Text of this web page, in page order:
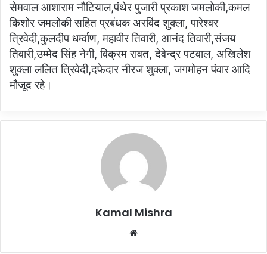
सेमवाल आशाराम नौटियाल,पंथेर पुजारी प्रकाश जमलोकी,कमल
किशोर जमलोकी सहित प्रबंधक अरविंद शुक्ला, पारेश्वर
त्रिवेदी,कुलदीप धर्म्वाण, महावीर तिवारी, आनंद तिवारी,संजय
तिवारी,उम्मेद सिंह नेगी, विक्रम रावत, देवेन्द्र पटवाल, अखिलेश
शुक्ला ललित त्रिवेदी,दफेदार नीरज शुक्ला, जगमोहन पंवार आदि
मौजूद रहे।
Kamal Mishra
Website